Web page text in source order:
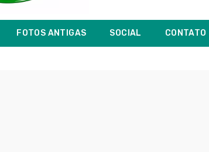
FOTOS ANTIGAS SOCIAL CONTATO